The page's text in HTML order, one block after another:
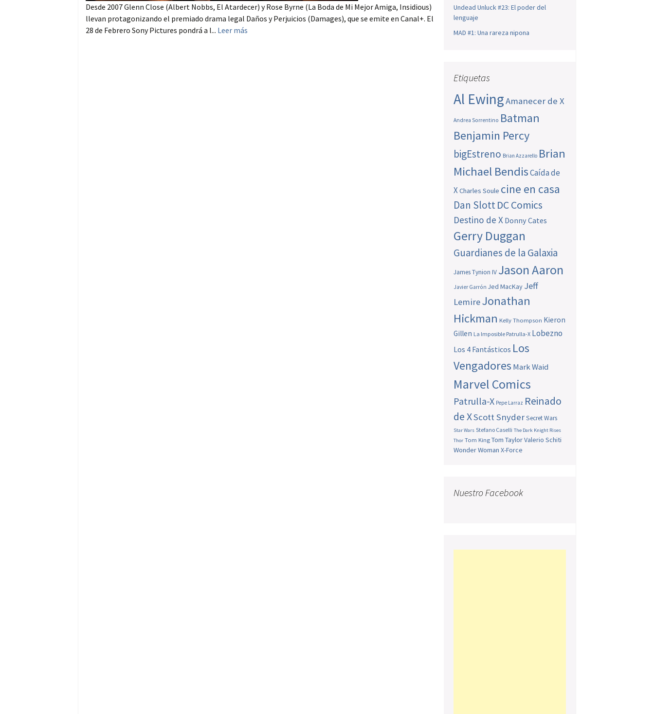
Desde 2007 Glenn Close (Albert Nobbs, El Atardecer) y Rose Byrne (La Boda de Mi Mejor Amiga, Insidious)
llevan protagonizando el premiado drama legal Daños y Perjuicios (Damages), que se emite en Canal+. El
28 de Febrero Sony Pictures pondrá a l... Leer más
Undead Unluck #23: El poder del
lenguaje
MAD #1: Una rareza nipona
Etiquetas
Al EwingAmanecer de X
Andrea Sorrentino Batman
Benjamin Percy
bigEstreno Brian Azzarello Brian
Michael BendisCaída de
XCharles Soule cine en casa
Dan SlottDC Comics
Destino de X Donny Cates
Gerry Duggan
Guardianes de la Galaxia
James Tynion IV Jason Aaron
Javier Garrón Jed MacKay Jeff
LemireJonathan
Hickman Kelly Thompson Kieron
Gillen La Imposible Patrulla-X Lobezno
Los 4 Fantásticos Los
Vengadores Mark Waid
Marvel Comics
Patrulla-X Pepe Larraz Reinado
de XScott SnyderSecret Wars
Star Wars Stefano Caselli The Dark Knight Rises
Thor Tom King Tom TaylorValerio Schiti
Wonder Woman X-Force
Nuestro Facebook